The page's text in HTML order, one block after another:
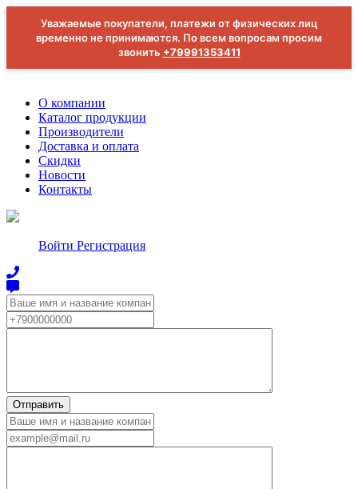
Уважаемые покупатели, платежи от физических лиц
временно не принимаются. По всем вопросам просим
звонить +79991353411
О компании
Каталог продукции
Производители
Доставка и оплата
Скидки
Новости
Контакты
Войти Регистрация